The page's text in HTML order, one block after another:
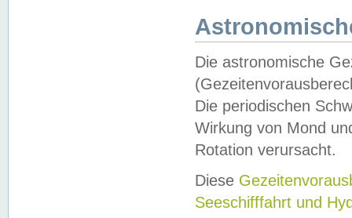
Die astronomische
Die periodischen
Wirkung von Mond
Rotation verursacht.
Diese
Seeschifffahrt und